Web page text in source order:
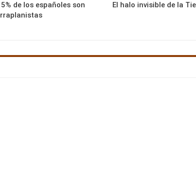
5% de los españoles son
El halo invisible de la